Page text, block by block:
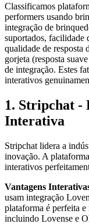
Classificamos
performers usando
integração de
suportados, facilidade
qualidade de resposta
gorjeta (resposta
de integração. Estes
interativos
1. Stripchat -
Interativa
Stripchat lidera a
inovação. A
interativos
Vantagens
usam integração
plataforma é perfeita
incluindo Lovense e